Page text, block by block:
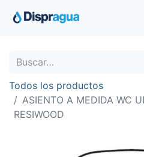
Todos los productos
ASIENTO A MEDIDA WC
RESIWOOD